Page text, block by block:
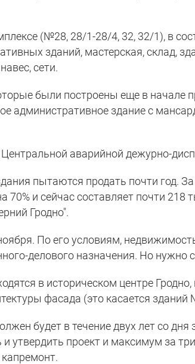
(№28, 28/1-28/4, 32, 32/1), в
зданий, мастерская, склад,
сети.
были построены еще в начале
административное здание с
аварийной дежурно-
пытаются продать почти год.
70% и сейчас составляет почти 218
Гродно".
По его условиям,
делового назначения. Но нужно
в историческом центре
фасада (это касается
будет в течение двух лет со
утвердить проект и максимум за